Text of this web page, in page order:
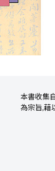
本書收集
為宗旨,藉